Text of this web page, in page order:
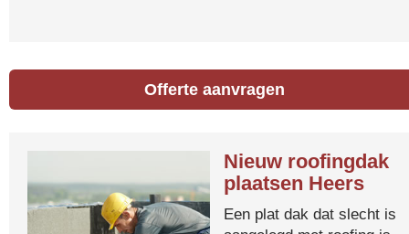
Offerte aanvragen
Nieuw roofingdak
plaatsen Heers
Een plat dak dat slecht is